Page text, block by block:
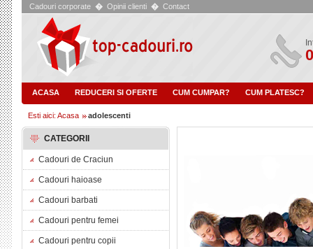
Cadouri corporate � Opinii clienti � Contact
ACASA REDUCERI SI OFERTE CUM CUMPAR? CUM PLATESC?
Esti aici: Acasa adolescenti
CATEGORII
Cadouri de Craciun
Cadouri haioase
Cadouri barbati
Cadouri pentru femei
Cadouri pentru copii